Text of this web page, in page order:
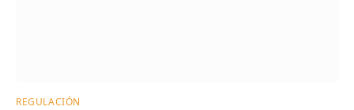
REGULACIÓN